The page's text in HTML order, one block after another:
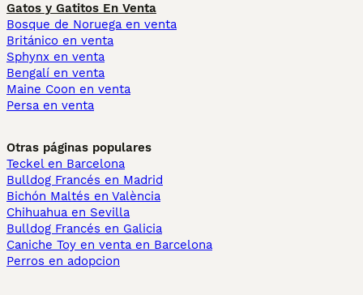
Gatos y Gatitos En Venta
Bosque de Noruega en venta
Británico en venta
Sphynx en venta
Bengalí en venta
Maine Coon en venta
Persa en venta
Otras páginas populares
Teckel en Barcelona
Bulldog Francés en Madrid
Bichón Maltés en València
Chihuahua en Sevilla
Bulldog Francés en Galicia
Caniche Toy en venta en Barcelona
Perros en adopcion